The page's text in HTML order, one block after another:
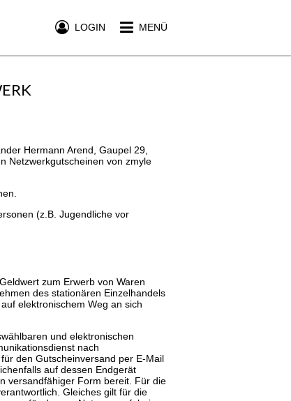
MENÜ
LOGIN
Hermann Arend, Gaupel 29,
Netzwerkgutscheinen von zmyle
(z.B. Jugendliche vor
zum Erwerb von Waren
des stationären Einzelhandels
elektronischem Weg an sich
und elektronischen
nach
den Gutscheinversand per E-Mail
auf dessen Endgerät
versandfähiger Form bereit. Für die
Gleiches gilt für die